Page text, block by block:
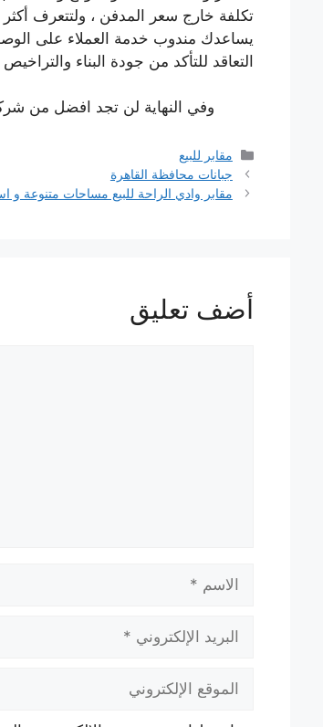
تكلفة خارج سعر المدفن ، ولتتعرف
يساعدك مندوب خدمة العملاء على
التعاقد للتأكد من جودة البناء
وفي النهاية لن تجد افضل من
التصنيفات
مقابر للبيع
جبانات محافظة القاهرة
مقابر وادي الراحة للبيع مساحات متنوعة و
أضف تعليق
الاسم
البريد
الإلكتروني
الموقع
الإلكتروني